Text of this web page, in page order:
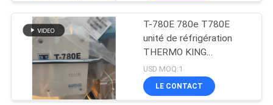
T-780E 780e T780E
unité de réfrigération
THERMO KING
ventilateur électrique
avec moteur diesel avec
électrique en veille
USD MOQ:1
LE CONTACT